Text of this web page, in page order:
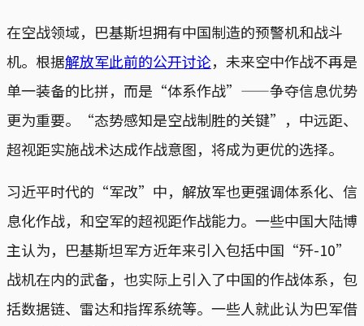
在空战领域，巴基斯坦拥有中国制造的预警机和战斗
机。根据解放军此前的公开讨论，未来空中作战不再是
单一装备的比拼，而是“体系作战”——争夺信息优势
更为重要。“态势感知是空战制胜的关键”，中远距、
超视距实施战术达成作战意图，将成为更优的选择。
习近平时代的“军改”中，解放军也更强调体系化、信
息化作战，和空军的超视距作战能力。一些中国大陆博
主认为，巴基斯坦军方近年来引入包括中国“歼-10”
战机在内的武备，也实际上引入了中国的作战体系，包
括数据链、雷达和指挥系统等。一些人就此认为巴军借